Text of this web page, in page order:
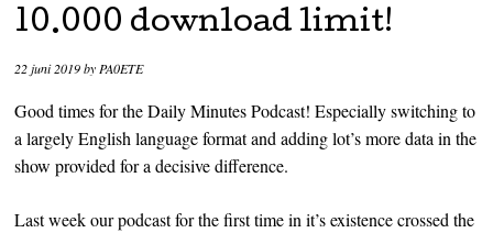
10.000 download limit!
22 juni 2019by PA0ETE
Good times for the Daily Minutes Podcast! Especially switching to
a largely English language format and adding lot’s more data in the
show provided for a decisive difference.
Last week our podcast for the first time in it’s existence crossed the